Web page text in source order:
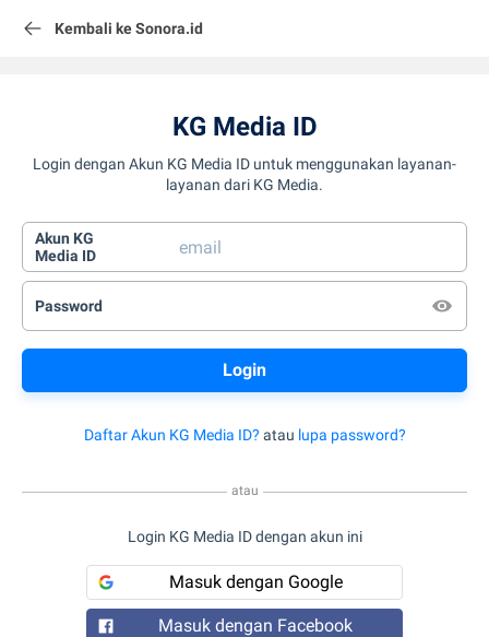
Kembali ke Sonora.id
KG Media ID
Login dengan Akun KG Media ID untuk menggunakan layanan-
layanan dari KG Media.
Akun KG
Media ID
Password
Daftar Akun KG Media ID? atau lupa password?
atau
Login KG Media ID dengan akun ini
Masuk dengan Google
Masuk dengan Facebook